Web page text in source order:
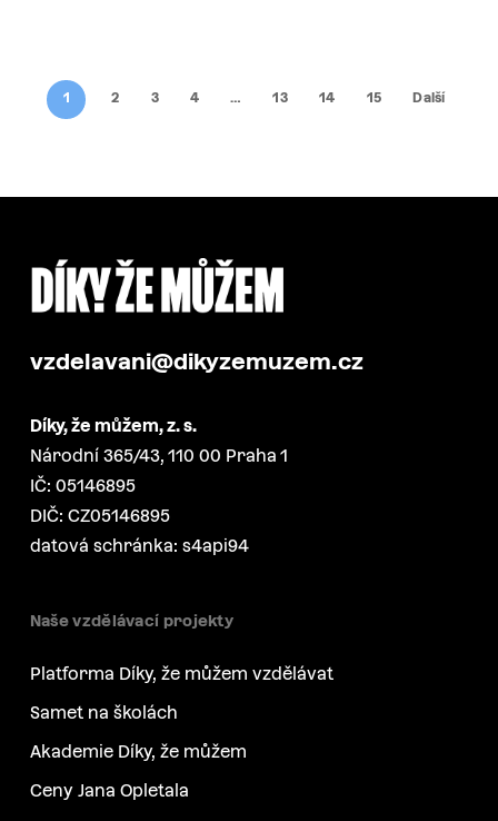
1 2 3 4 … 13 14 15 Další
vzdelavani@dikyzemuzem.cz
Díky, že můžem, z. s.
Národní 365/43, 110 00 Praha 1
IČ: 05146895
DIČ: CZ05146895
datová schránka: s4api94
Naše vzdělávací projekty
Platforma Díky, že můžem vzdělávat
Samet na školách
Akademie Díky, že můžem
Ceny Jana Opletala